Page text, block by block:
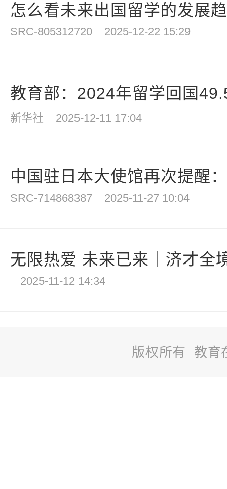
怎么看未来出国留学的发展
SRC-805312720 2025-12-22 15:29
教育部：2024年留学回国
新华社 2025-12-11 17:04
中国驻日本大使馆再次提醒
SRC-714868387 2025-11-27 10:04
无限热爱 未来已来｜济才全
2025-11-12 14:34
版权所有 教育